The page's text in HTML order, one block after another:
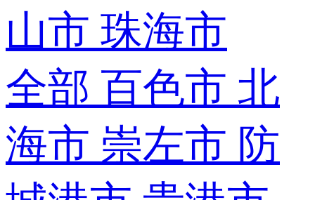
山市 珠海市
全部 百色市 北
海市 崇左市 防